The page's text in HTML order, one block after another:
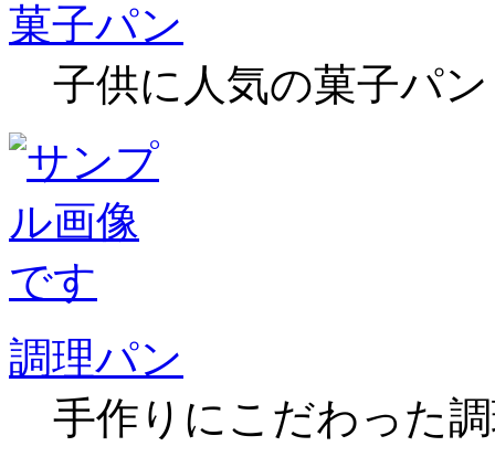
菓子パン
子供に人気の菓子パ
調理パン
手作りにこだわった